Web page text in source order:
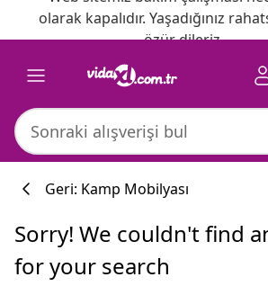
olarak kapalıdır. Yaşadığınız
özür dileriz.
Geri: Kamp Mobilyası
Sorry! We couldn't find
for your search